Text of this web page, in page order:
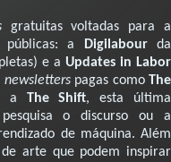
gratuitas voltadas para a
públicas: a
Digilabourda
e a Updates in Labor
newsletterspagas comoThe
a The Shift, esta última
o discurso ou a
de máquina. Além
arte que podem inspirar